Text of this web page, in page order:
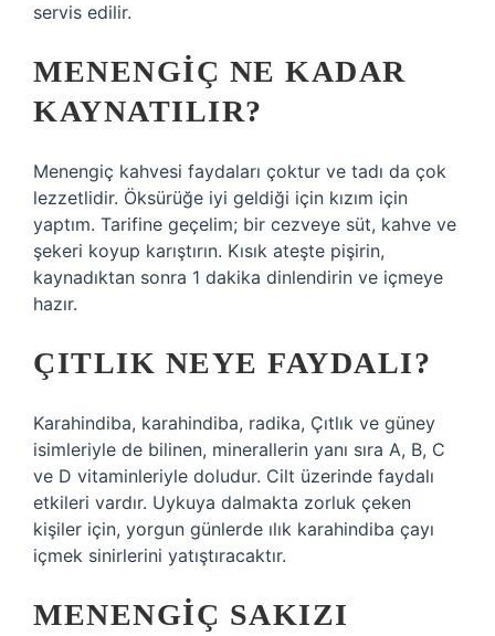
servis edilir.
MENENGIÇ NE KADAR
KAYNATILIR?
Menengiç kahvesi faydaları çoktur ve tadı da çok
lezzetlidir. Öksürüğe iyi geldiği için kızım için
yaptım. Tarifine geçelim; bir cezveye süt, kahve ve
şekeri koyup karıştırın. Kısık ateşte pişirin,
kaynadıktan sonra 1 dakika dinlendirin ve içmeye
hazır.
ÇITLIK NEYE FAYDALI?
Karahindiba, karahindiba, radika, Çıtlık ve güney
isimleriyle de bilinen, minerallerin yanı sıra A, B, C
ve D vitaminleriyle doludur. Cilt üzerinde faydalı
etkileri vardır. Uykuya dalmakta zorluk çeken
kişiler için, yorgun günlerde ılık karahindiba çayı
içmek sinirlerini yatıştıracaktır.
MENENGIÇ SAKIZI